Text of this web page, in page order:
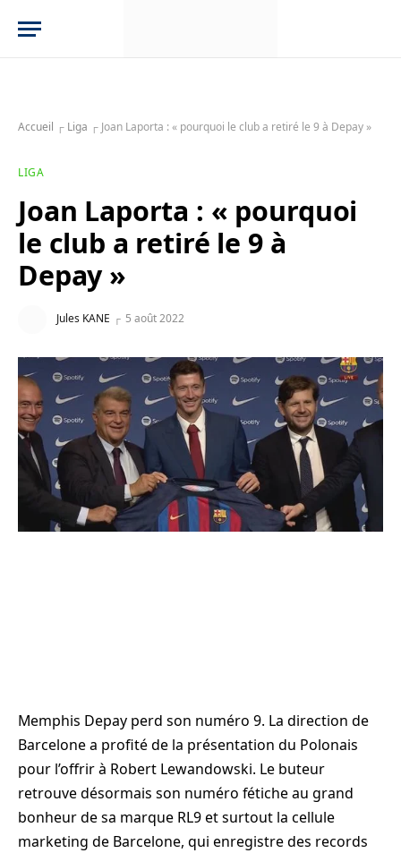
Accueil ┌ Liga ┌ Joan Laporta : « pourquoi le club a retiré le 9 à Depay »
LIGA
Joan Laporta : « pourquoi
le club a retiré le 9 à
Depay »
Jules KANE 5 août 2022
Memphis Depay perd son numéro 9. La direction de
Barcelone a profité de la présentation du Polonais
pour l’offrir à Robert Lewandowski. Le buteur
retrouve désormais son numéro fétiche au grand
bonheur de sa marque RL9 et surtout la cellule
marketing de Barcelone, qui enregistre des records